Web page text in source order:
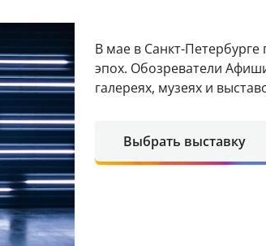
В мае в Санкт-
эпох. Обозреватели
галереях, музеях и
Выбрать выставку